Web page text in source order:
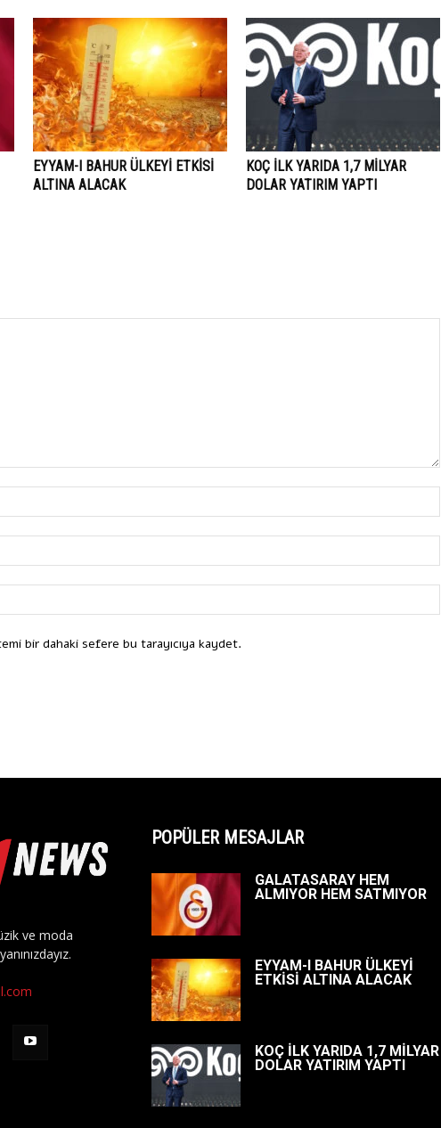
EYYAM-I BAHUR ÜLKEYİ ETKİSİ
ALTINA ALACAK
KOÇ İLK YARIDA 1,7 MİLYAR
DOLAR YATIRIM YAPTI
bir dahaki sefere bu tarayıcıya kaydet.
ve moda
POPÜLER MESAJLAR
GALATASARAY HEM
ALMIYOR HEM SATMIYOR
EYYAM-I BAHUR ÜLKEYİ
ETKİSİ ALTINA ALACAK
KOÇ İLK YARIDA 1,7 MİLYAR
DOLAR YATIRIM YAPTI